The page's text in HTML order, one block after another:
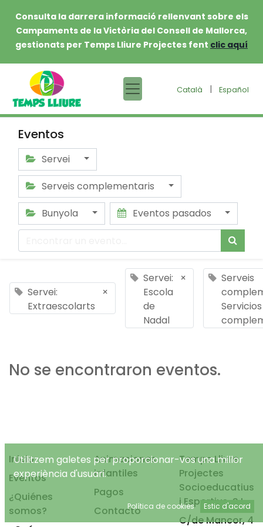
Consulta la darrera informació rellenvant sobre els
Campaments de la Victòria del Consell de Mallorca,
gestionats per Temps Lliure Projectes fent clic aquí
Català | Español
Eventos
Servei
Serveis complementaris
Bunyola
Eventos pasados
Servei:
Extraescolarts
×
Servei:
Escola
de
Nadal
×
Serveis
Servicios
No se encontraron eventos.
Inicio
Eventos
¿Quiénes
somos?
Animaciones
infantiles
Pagos
Contacto
Temps Lliure
Projectes
Socioeducatius
i Esportius, S.L.
C/de Mancor, 4
Utilitzem galetes per proporcionar-vos una millor
experiència d'usuari.
Política de cookies Estic d'acord